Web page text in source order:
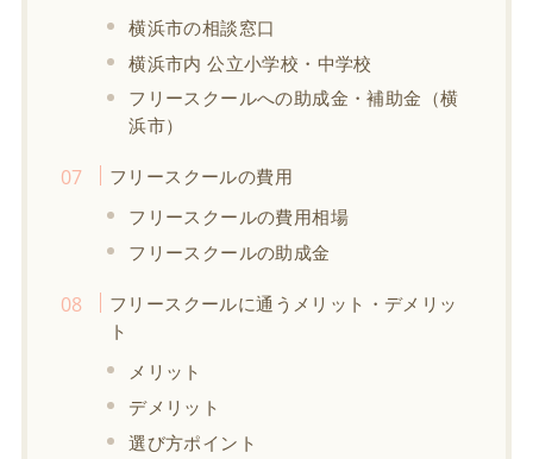
横浜市の相談窓口
横浜市内 公立小学校・中学校
フリースクールへの助成金・補助金（横
浜市）
フリースクールの費用
フリースクールの費用相場
フリースクールの助成金
フリースクールに通うメリット・デメリッ
ト
メリット
デメリット
選び方ポイント